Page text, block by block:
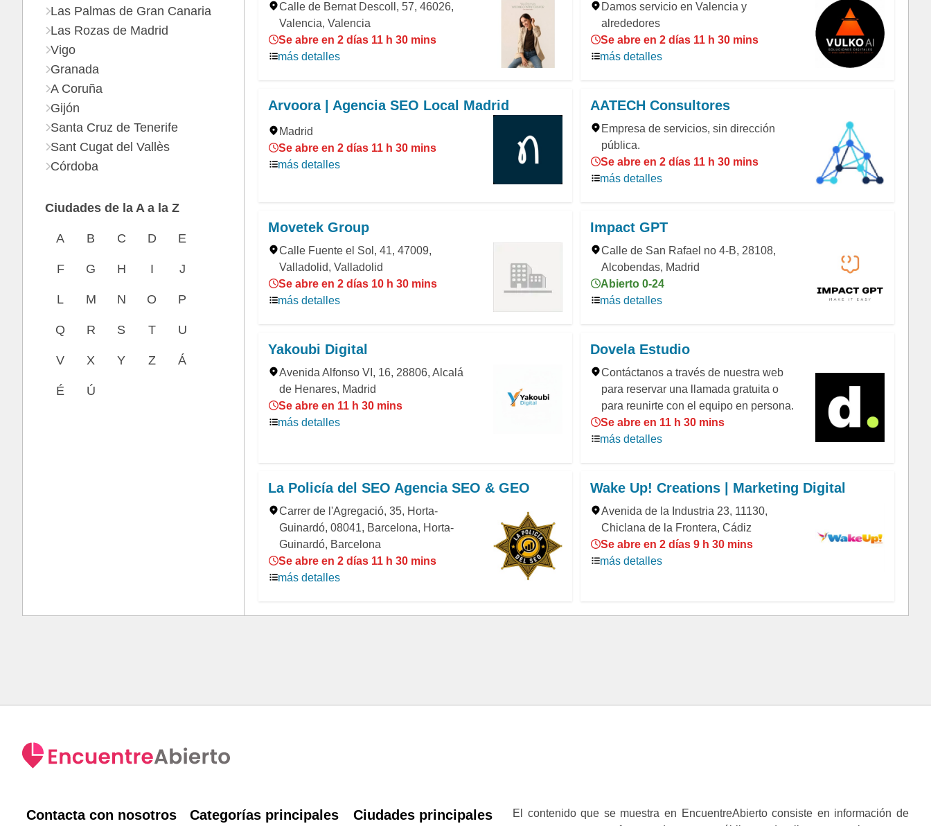
Calle de Bernat Descoll, 57, 46026,
Valencia, Valencia
Se abre en 2 días 11 h 30 mins
más detalles
Damos servicio en Valencia y
alrededores
Se abre en 2 días 11 h 30 mins
más detalles
Arvoora | Agencia SEO Local Madrid
Madrid
Se abre en 2 días 11 h 30 mins
más detalles
AATECH Consultores
Empresa de servicios, sin dirección
pública.
Se abre en 2 días 11 h 30 mins
más detalles
Movetek Group
Calle Fuente el Sol, 41, 47009,
Valladolid, Valladolid
Se abre en 2 días 10 h 30 mins
más detalles
Impact GPT
Calle de San Rafael no 4-B, 28108,
Alcobendas, Madrid
Abierto 0-24
más detalles
Yakoubi Digital
Avenida Alfonso VI, 16, 28806, Alcalá
de Henares, Madrid
Se abre en 11 h 30 mins
más detalles
Dovela Estudio
Contáctanos a través de nuestra web
para reservar una llamada gratuita o
para reunirte con el equipo en persona.
Se abre en 11 h 30 mins
más detalles
La Policía del SEO Agencia SEO & GEO
Carrer de l'Agregació, 35, Horta-
Guinardó, 08041, Barcelona, Horta-
Guinardó, Barcelona
Se abre en 2 días 11 h 30 mins
más detalles
Wake Up! Creations | Marketing Digital
Avenida de la Industria 23, 11130,
Chiclana de la Frontera, Cádiz
Se abre en 2 días 9 h 30 mins
más detalles
Las Palmas de Gran Canaria
Las Rozas de Madrid
Vigo
Granada
A Coruña
Gijón
Santa Cruz de Tenerife
Sant Cugat del Vallès
Córdoba
Ciudades de la A a la Z
A B C D E
F G H I J
L M N O P
Q R S T U
V X Y Z Á
É Ú
Contacta con nosotros Categorías principales Ciudades principales
El contenido que se muestra en EncuentreAbierto consiste en información de